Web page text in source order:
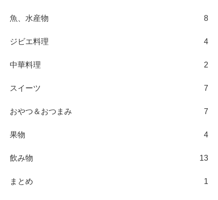
魚、水産物 8
ジビエ料理 4
中華料理 2
スイーツ 7
おやつ＆おつまみ 7
果物 4
飲み物 13
まとめ 1